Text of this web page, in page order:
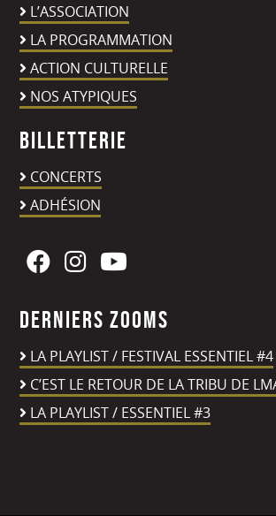
L’ASSOCIATION
LA PROGRAMMATION
ACTION CULTURELLE
NOS ATYPIQUES
Billetterie
CONCERTS
ADHÉSION
Derniers zooms
LA PLAYLIST / FESTIVAL ESSENTIEL #4
C’EST LE RETOUR DE LA TRIBU DE
LA PLAYLIST / ESSENTIEL #3